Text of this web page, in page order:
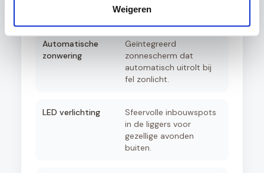
Weigeren
rabatpanelen.
Automatische
zonwering
Geïntegreerd
zonnescherm dat
automatisch uitrolt bij
fel zonlicht.
LED verlichting
Sfeervolle inbouwspots
in de liggers voor
gezellige avonden
buiten.